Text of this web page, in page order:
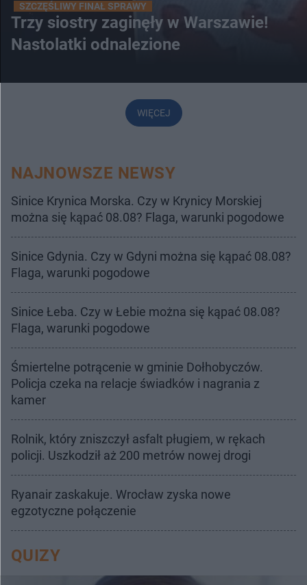
SZCZĘŚLIWY FINAŁ SPRAWY
Trzy siostry zaginęły w Warszawie!
Nastolatki odnalezione
WIĘCEJ
NAJNOWSZE NEWSY
Sinice Krynica Morska. Czy w Krynicy Morskiej
można się kąpać 08.08? Flaga, warunki pogodowe
Sinice Gdynia. Czy w Gdyni można się kąpać 08.08?
Flaga, warunki pogodowe
Sinice Łeba. Czy w Łebie można się kąpać 08.08?
Flaga, warunki pogodowe
Śmiertelne potrącenie w gminie Dołhobyczów.
Policja czeka na relacje świadków i nagrania z
kamer
Rolnik, który zniszczył asfalt pługiem, w rękach
policji. Uszkodził aż 200 metrów nowej drogi
Ryanair zaskakuje. Wrocław zyska nowe
egzotyczne połączenie
QUIZY